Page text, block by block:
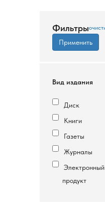
Фильтры
Вид издания
Диск
Книги
Газеты
Журналы
Электронный
продукт